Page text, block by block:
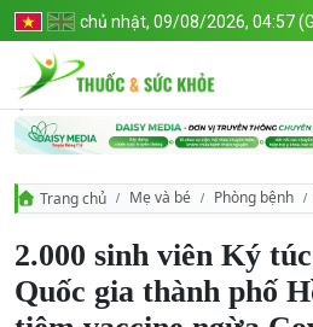
chủ nhật, 09/08/2026, 04:57
Trang chủ Mẹ và bé Phòng bệnh
2.000 sinh viên Ký
Quốc gia thành phố